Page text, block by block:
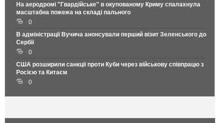
На аеродромі "Гвардійське" в окупованому Криму спалахнула
масштабна пожежа на складі пального
0
В адміністрації Вучича анонсували перший візит Зеленського до
Сербії
0
США розширили санкції проти Куби через військову співпрацю з
Росією та Китаєм
0